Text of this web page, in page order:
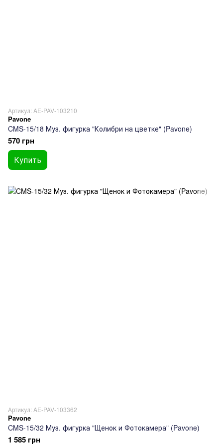
Артикул: AE-PAV-103210
Pavone
CMS-15/18 Муз. фигурка "Колибри на цветке" (Pavone)
570 грн
Купить
Артикул: AE-PAV-103362
Pavone
CMS-15/32 Муз. фигурка "Щенок и Фотокамера" (Pavone)
1 585 грн